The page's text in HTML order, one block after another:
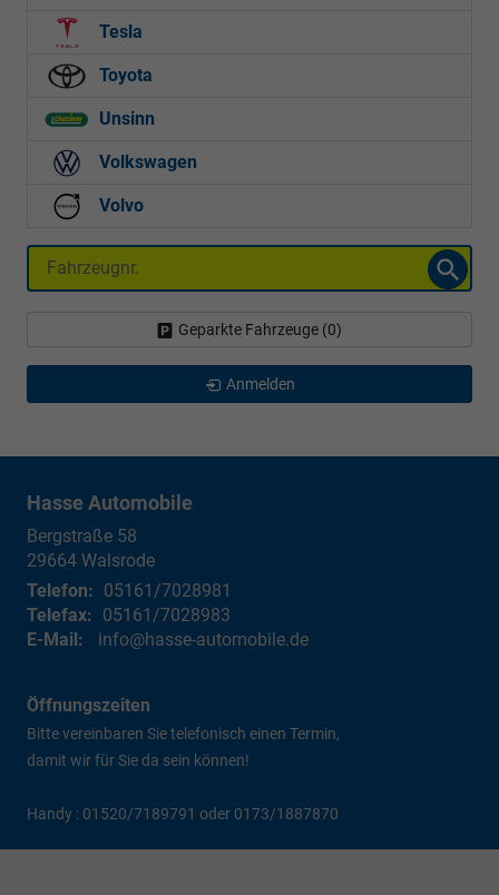
Tesla
Toyota
Unsinn
Volkswagen
Volvo
Fahrzeugnr.
Geparkte Fahrzeuge (0)
Anmelden
Hasse Automobile
Bergstraße 58
29664 Walsrode
Telefon: 05161/7028981
Telefax: 05161/7028983
E-Mail:
info@hasse-automobile.de
Öffnungszeiten
Bitte vereinbaren Sie telefonisch einen Termin,
damit wir für Sie da sein können!
Handy : 01520/7189791 oder 0173/1887870